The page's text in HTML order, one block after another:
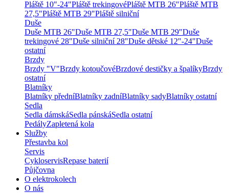
Pláště 10"-24"Pláště trekingovéPláště MTB 26"Pláště MTB
27,5"Pláště MTB 29"Pláště silniční
Duše
Duše MTB 26"Duše MTB 27,5"Duše MTB 29"Duše
trekingové 28"Duše silniční 28"Duše dětské 12"-24"Duše
ostatní
Brzdy
Brzdy "V"Brzdy kotoučovéBrzdové destičky a špalíkyBrzdy
ostatní
Blatníky
Blatníky předníBlatníky zadníBlatníky sadyBlatníky ostatní
Sedla
Sedla dámskáSedla pánskáSedla ostatní
PedályZapletená kola
Služby
Přestavba kol
Servis
CykloservisRepase baterií
Půjčovna
O elektrokolech
O nás